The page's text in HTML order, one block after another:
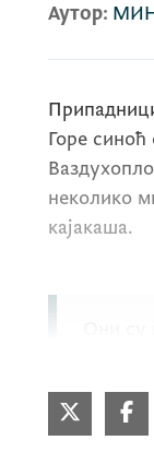
Аутор:
Горе
неколико
кајакаша.
Они су